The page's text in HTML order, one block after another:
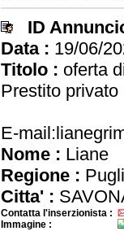
ID
Data : 19/06/
Titolo : oferta
Prestito
E-
Nome : Liane
Regione :
Citta' :
Contatta l'inserzionista :
Immagine :